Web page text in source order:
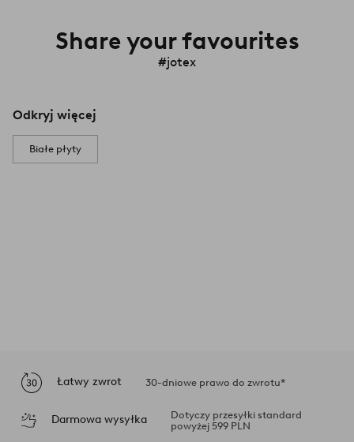
Share your favourites
#jotex
Odkryj więcej
Białe płyty
Łatwy zwrot 30-dniowe prawo do zwrotu*
Darmowa wysyłka
Dotyczy przesyłki standard
powyżej 599 PLN